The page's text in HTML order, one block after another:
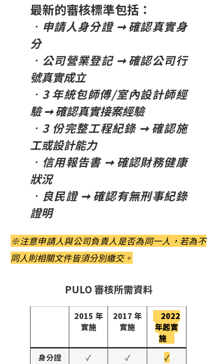
最新的審核標準包括：
． 申請人身分證 ➞ 確認真實身
分
． 公司營業登記 ➞ 確認公司行
號真實成立
． 3 年統包師傅/室內設計師經
驗 ➞ 確認真實接案經驗
． 3 份完整工程紀錄 ➞ 確認施
工或設計能力
． 信用報告書 ➞ 確認財務健康
狀況
． 良民證 ➞ 確認有無刑事紀錄
證明
※注意申請人與公司負責人是否為同一人，若為不
同人則相關文件皆須分別繳交。
PULO 審核所需資料
2015 年
實施
2017 年
實施
2022
年起實
施
身分證
✓ ✓
✓